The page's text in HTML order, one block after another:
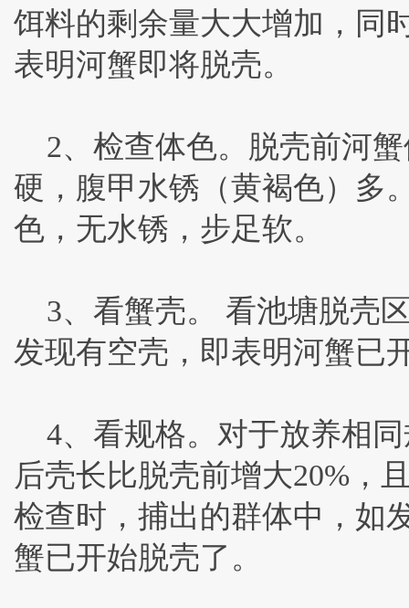
饵料的剩余量大大增加，同
表明河蟹即将脱壳。
2、检查体色。脱壳前河
硬，腹甲水锈（黄褐色）多
色，无水锈，步足软。
3、看蟹壳。 看池塘脱壳
发现有空壳，即表明河蟹已
4、看规格。对于放养相
后壳长比脱壳前增大20%，
检查时，捕出的群体中，如
蟹已开始脱壳了。